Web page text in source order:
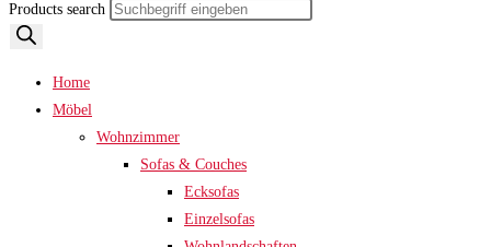
Products search
Home
Möbel
Wohnzimmer
Sofas & Couches
Ecksofas
Einzelsofas